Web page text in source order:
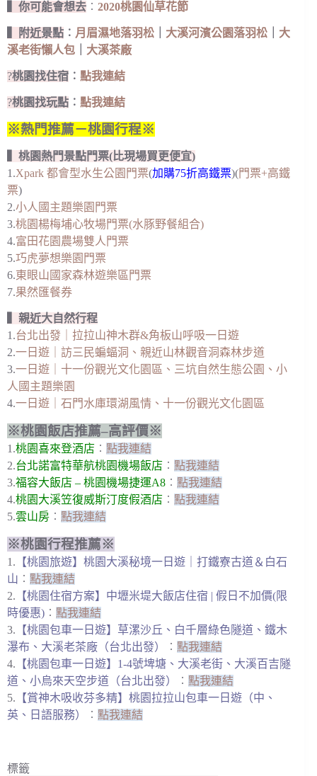
▍你可能會想去 ︰ 2020桃園仙草花節
▍附近景點 ︰ 月眉濕地落羽松 大溪河濱公園落羽松
大
溪老街懶人包
大溪茶廠
?桃園找住宿 ︰ 點我連結
?桃園找玩點 ︰ 點我連結
※熱門推薦－桃園行程※
▍桃園熱門景點門票(比現場買更便宜)
1.Xpark 都會型水生公園門票(加購75折高鐵票)(門票+高鐵
票)
2.小人國主題樂園門票
3.桃園楊梅埔心牧場門票(水豚野餐組合)
4.富田花園農場雙人門票
5.巧虎夢想樂園門票
6.東眼山國家森林遊樂區門票
7.果然匯餐券
▍親近大自然行程
1.台北出發｜拉拉山神木群&角板山呼吸一日遊
2.一日遊｜訪三民蝙蝠洞、親近山林觀音洞森林步道
3.一日遊｜十一份觀光文化園區、三坑自然生態公園、小
人國主題樂園
4.一日遊｜石門水庫環湖風情、十一份觀光文化園區
※桃園飯店推薦–高評價※
1.桃園喜來登酒店 ︰ 點我連結
2.台北諾富特華航桃園機場飯店 ︰ 點我連結
3.福容大飯店 – 桃園機場捷運A8 ︰ 點我連結
4.桃園大溪笠復威斯汀度假酒店 ︰ 點我連結
5.雲山房 ︰ 點我連結
※桃園行程推薦※
1. 【桃園旅遊】桃園大溪秘境一日遊｜打鐵寮古道＆白石
山 ︰ 點我連結
2. 【桃園住宿方案】中壢米堤大飯店住宿 | 假日不加價(限
時優惠) ︰ 點我連結
3. 【桃園包車一日遊】草漯沙丘、白千層綠色隧道、鐵木
瀑布、大溪老茶廠（台北出發）
︰ 點我連結
4. 【桃園包車一日遊】1-4號埤塘、大溪老街、大溪百吉隧
道、小烏來天空步道（台北出發）
︰ 點我連結
5. 【賞神木吸收芬多精】桃園拉拉山包車一日遊（中、
英、日語服務）
︰ 點我連結
標籤